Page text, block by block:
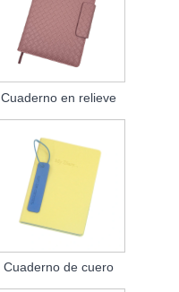
Cuaderno en relieve
Cuaderno de cuero